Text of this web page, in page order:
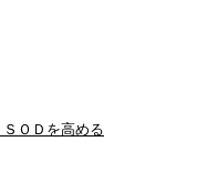
ＳＯＤを高める